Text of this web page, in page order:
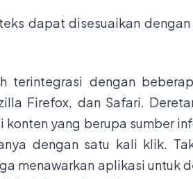
dapat disesuaikan
terintegrasi dengan
Firefox, dan Safari.
yang berupa sumber
dengan satu kali klik.
menawarkan aplikasi untuk